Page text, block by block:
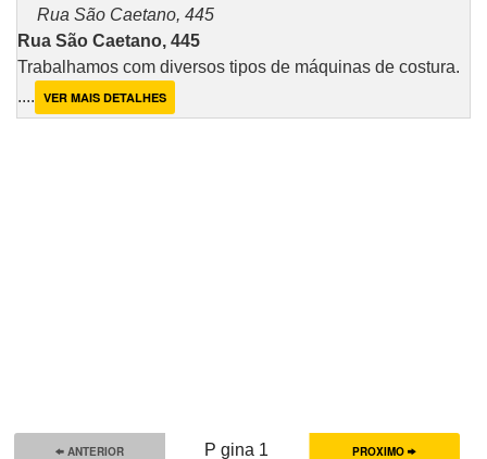
Rua São Caetano, 445
Rua São Caetano, 445
Trabalhamos com diversos tipos de máquinas de costura.
.... VER MAIS DETALHES
ANTERIOR P gina 1 PROXIMO